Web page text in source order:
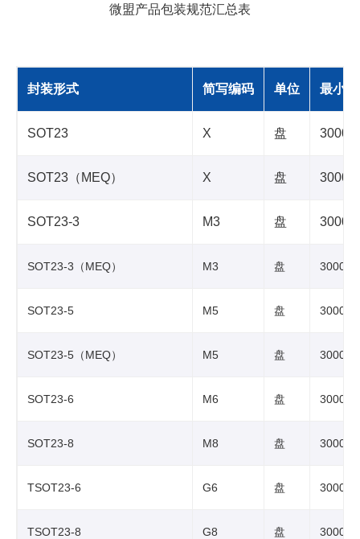
微盟产品包装规范汇总表
封装形式 简写编码 单位 最小
SOT23 X 盘 3000
SOT23（MEQ） X 盘 3000
SOT23-3 M3 盘 3000
SOT23-3（MEQ） M3 盘 3000
SOT23-5 M5 盘 3000
SOT23-5（MEQ） M5 盘 3000
SOT23-6 M6 盘 3000
SOT23-8 M8 盘 3000
TSOT23-6 G6 盘 3000
TSOT23-8 G8 盘 3000